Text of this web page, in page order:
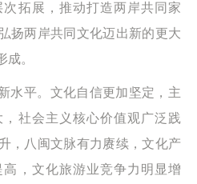
拓展，推动打造两岸共同家
扬两岸共同文化迈出新的更大
。
平。文化自信更加坚定，主
社会主义核心价值观广泛践
，八闽文脉有力赓续，文化产
，文化旅游业竞争力明显增